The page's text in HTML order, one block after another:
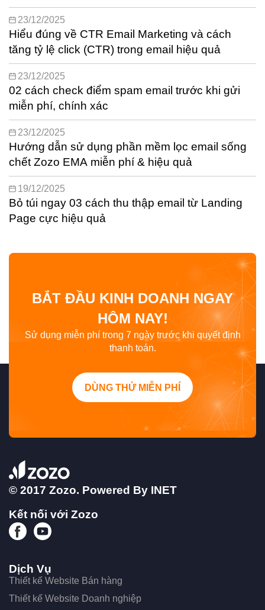
23/12/2025
Hiểu đúng về CTR Email Marketing và cách
tăng tỷ lệ click (CTR) trong email hiệu quả
23/12/2025
02 cách check điểm spam email trước khi gửi
miễn phí, chính xác
23/12/2025
Hướng dẫn sử dụng phần mềm lọc email sống
chết Zozo EMA miễn phí & hiệu quả
19/12/2025
Bỏ túi ngay 03 cách thu thập email từ Landing
Page cực hiệu quả
BẮT ĐẦU KINH DOANH NGAY
HÔM NAY!
Sử dụng miễn phí trong 7 ngày trước khi quyết định
thanh toán.
DÙNG THỬ MIỄN PHÍ
© 2017 Zozo. Powered By INET
Kết nối với Zozo
Dịch Vụ
Thiết kế Website Bán hàng
Thiết kế Website Doanh nghiệp